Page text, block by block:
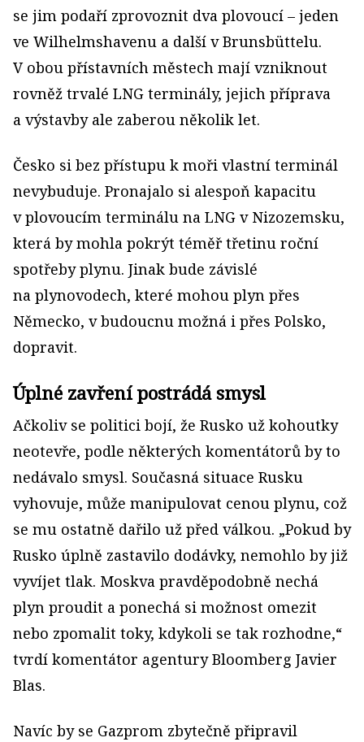
se jim podaří zprovoznit dva plovoucí – jeden
ve Wilhelmshavenu a další v Brunsbüttelu.
V obou přístavních městech mají vzniknout
rovněž trvalé LNG terminály, jejich příprava
a výstavby ale zaberou několik let.
Česko si bez přístupu k moři vlastní terminál
nevybuduje. Pronajalo si alespoň kapacitu
v plovoucím terminálu na LNG v Nizozemsku,
která by mohla pokrýt téměř třetinu roční
spotřeby plynu. Jinak bude závislé
na plynovodech, které mohou plyn přes
Německo, v budoucnu možná i přes Polsko,
dopravit.
Úplné zavření postrádá smysl
Ačkoliv se politici bojí, že Rusko už kohoutky
neotevře, podle některých komentátorů by to
nedávalo smysl. Současná situace Rusku
vyhovuje, může manipulovat cenou plynu, což
se mu ostatně dařilo už před válkou. „Pokud by
Rusko úplně zastavilo dodávky, nemohlo by již
vyvíjet tlak. Moskva pravděpodobně nechá
plyn proudit a ponechá si možnost omezit
nebo zpomalit toky, kdykoli se tak rozhodne,“
tvrdí komentátor agentury Bloomberg Javier
Blas.
Navíc by se Gazprom zbytečně připravil